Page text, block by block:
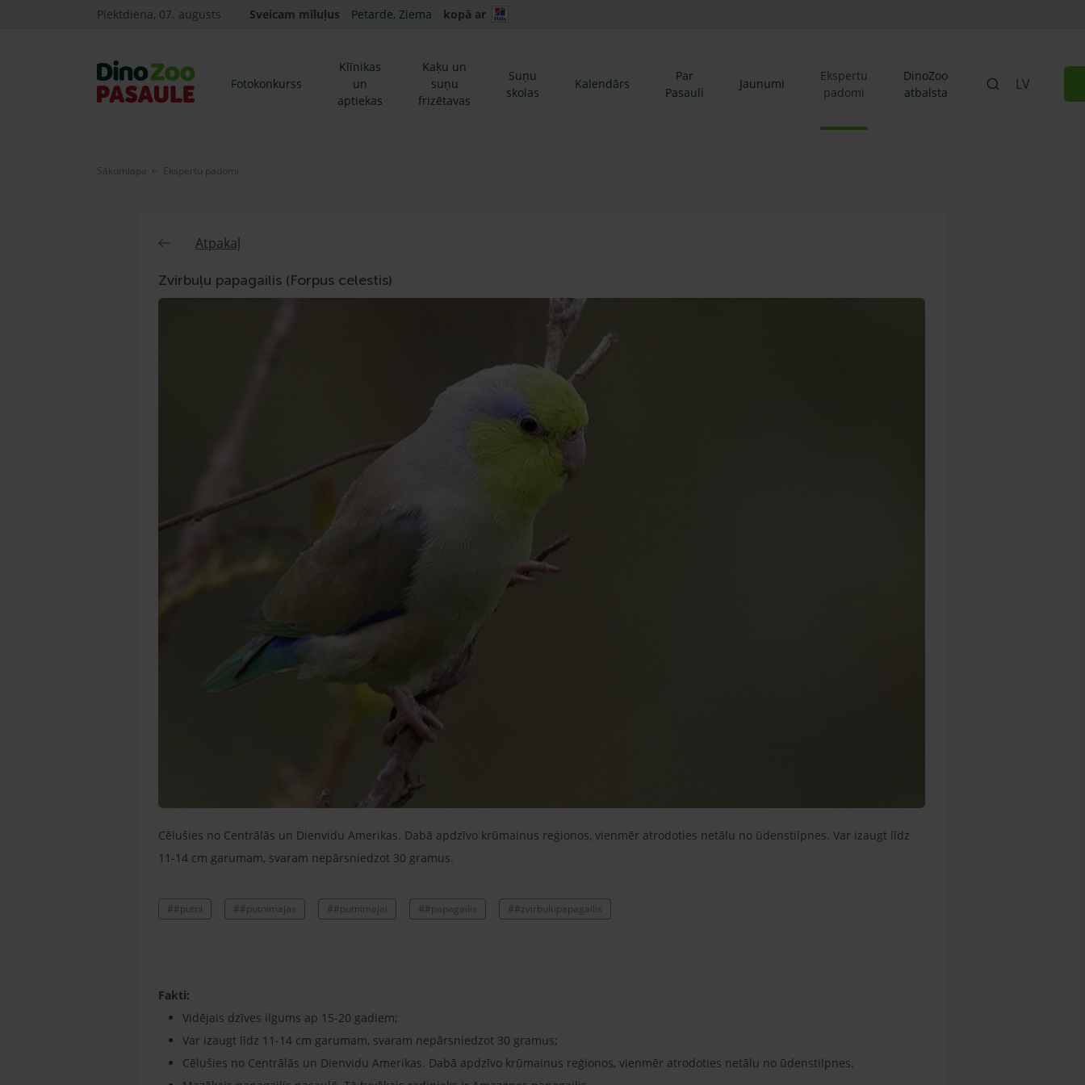
Piektdiena, 07. augusts Sveicam mīluļus Petarde, Ziema kopā ar
Fotokonkurss
Klīnikas
un
aptiekas
Kaķu un
suņu
frizētavas
Suņu
skolas
Kalendārs
Par
Pasauli
Jaunumi
Ekspertu
padomi
DinoZoo
atbalsta
LV
Sākumlapa Ekspertu padomi
Atpakaļ
Zvirbuļu papagailis (Forpus celestis)
Cēlušies no Centrālās un Dienvidu Amerikas. Dabā apdzīvo krūmainus reģionos, vienmēr atrodoties netālu no ūdenstilpnes. Var izaugt līdz
11-14 cm garumam, svaram nepārsniedzot 30 gramus.
##putni ##putnimajas ##putnimajai ##papagailis ##zvirbulupapagailis
Fakti:
Vidējais dzīves ilgums ap 15-20 gadiem;
Var izaugt līdz 11-14 cm garumam, svaram nepārsniedzot 30 gramus;
Cēlušies no Centrālās un Dienvidu Amerikas. Dabā apdzīvo krūmainus reģionos, vienmēr atrodoties netālu no ūdenstilpnes.